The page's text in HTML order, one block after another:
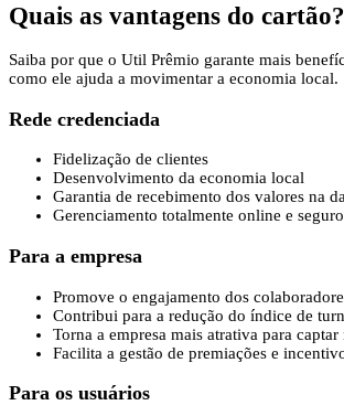
Quais as vantagens do cartão?
Saiba por que o Util Prêmio garante mais
como ele ajuda a movimentar a economia local.
Rede credenciada
Fidelização de clientes
Desenvolvimento da economia local
Garantia de recebimento dos valores na
Gerenciamento totalmente online e seguro
Para a empresa
Promove o engajamento dos
Contribui para a redução do índice de
Torna a empresa mais atrativa para
Facilita a gestão de premiações e
Para os usuários